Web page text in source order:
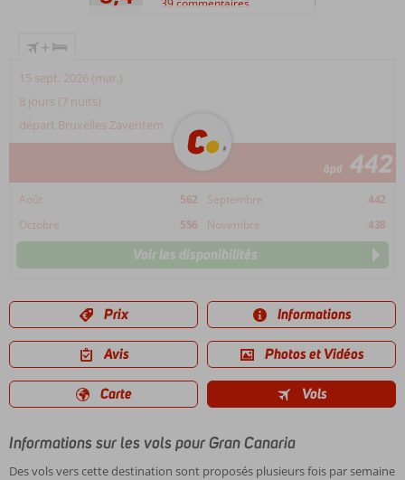
+
15 sept. 2026 (mar.)
8 jours (7 nuits)
départ Bruxelles Zaventem
àpd 442
Août 562 Septembre
442
Octobre
556 Novembre 438
Voir les disponibilités
Prix Informations
Avis Photos et Vidéos
Carte Vols
Informations sur les vols pour Gran Canaria
Des vols vers cette destination sont proposés plusieurs fois par semaine